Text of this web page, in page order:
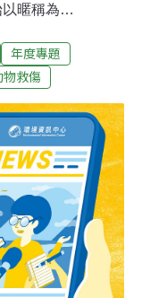
暱稱為
而架設的鳥網也
危的保育類草鴞
空曠，且有大片
中機場鳥網 分秒
，脫水而亡。」
最為擔心的事，
發現有草鴞中網
黃金救援時間。
鴞。」家住台南
都還沒來得及坐
了，因為他認為
年度專題
救傷